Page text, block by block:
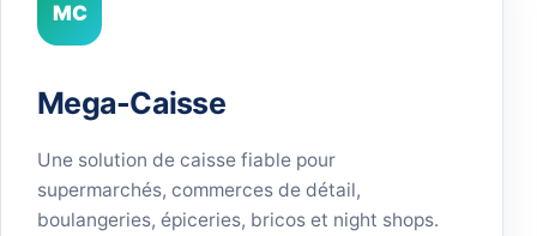
MC
Mega-Caisse
Une solution de caisse fiable pour
supermarchés, commerces de détail,
boulangeries, épiceries, bricos et night shops.